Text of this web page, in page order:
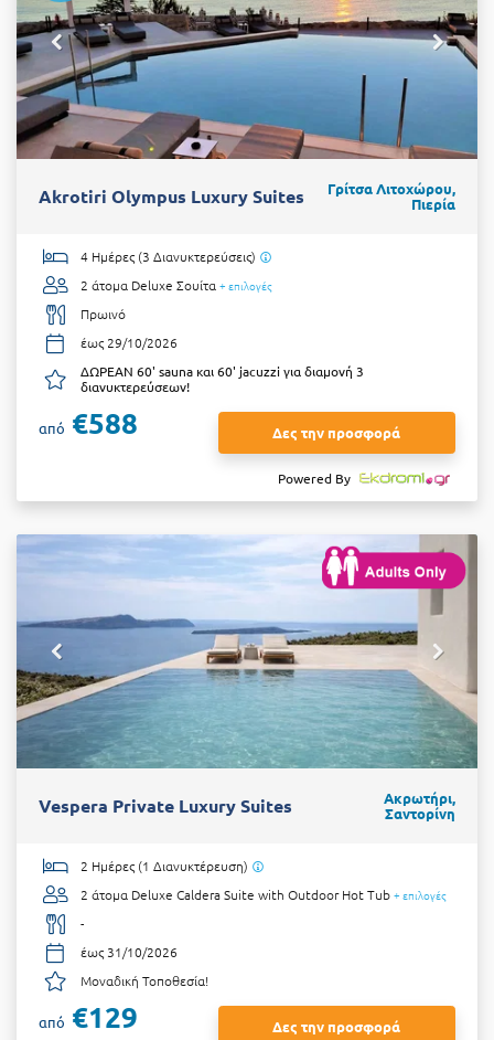
Akrotiri Olympus Luxury Suites
Γρίτσα Λιτοχώρου,
Πιερία
4 Ημέρες (3 Διανυκτερεύσεις)
2 άτομα Deluxe Σουίτα + επιλογές
Πρωινό
έως 29/10/2026
ΔΩΡΕΑΝ 60' sauna και 60' jacuzzi για διαμονή 3
διανυκτερεύσεων!
από €588 Δες την προσφορά
Powered By
Vespera Private Luxury Suites
Ακρωτήρι,
Σαντορίνη
2 Ημέρες (1 Διανυκτέρευση)
2 άτομα Deluxe Caldera Suite with Outdoor Hot Tub + επιλογές
-
έως 31/10/2026
Μοναδική Τοποθεσία!
από €129 Δες την προσφορά